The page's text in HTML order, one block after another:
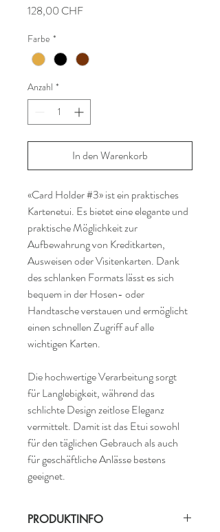
128,00 CHFPreis
Farbe *
Anzahl *
In den Warenkorb
«Card Holder #3» ist ein praktisches
Kartenetui. Es bietet eine elegante und
praktische Möglichkeit zur
Aufbewahrung von Kreditkarten,
Ausweisen oder Visitenkarten. Dank
des schlanken Formats lässt es sich
bequem in der Hosen- oder
Handtasche verstauen und ermöglicht
einen schnellen Zugriff auf alle
wichtigen Karten.
Die hochwertige Verarbeitung sorgt
für Langlebigkeit, während das
schlichte Design zeitlose Eleganz
vermittelt. Damit ist das Etui sowohl
für den täglichen Gebrauch als auch
für geschäftliche Anlässe bestens
geeignet.
PRODUKTINFO